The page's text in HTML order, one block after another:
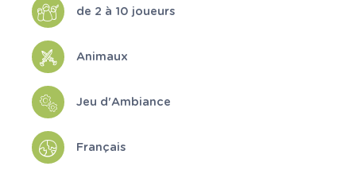
de 2 à 10 joueurs
Animaux
Jeu d'Ambiance
Français